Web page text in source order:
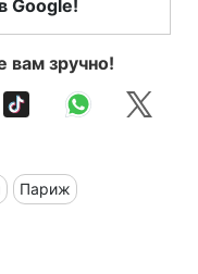
Google!
вам зручно!
Париж